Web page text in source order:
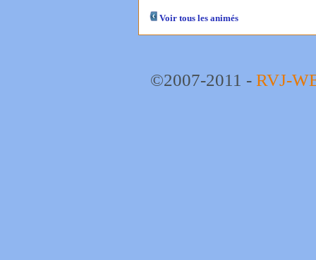
Voir tous les animés
©2007-2011 - RVJ-